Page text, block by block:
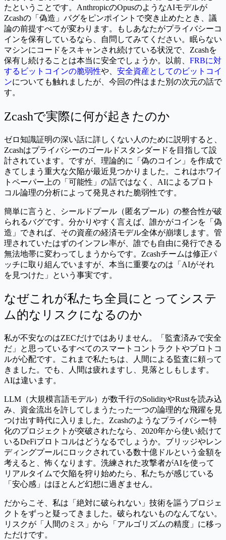
たということです。AnthropicのOpusのようなAIモデルが
Zcashの「偽造」バグをピンポイントで突き止めたとき、議
論の前提すべてが変わります。もしあなたがプライバシーコ
インを保有しているなら、自問してみてください。眠らない
マシンにコードをスキャンされ続けている状況で、Zcashを
保有し続けることは本当に安全でしょうか。以前、 FRBに対
するビットコインの脆弱性や、 安全資産としてのビットコイ
ンについても触れましたが、今回の件はまた別の次元の話で
す。
Zcashで実際に何が起きたのか
ゼロ知識証明の深い話に詳しくない人のために説明すると、
Zcashはプライバシーのゴールドスタンダードを目指して設
計されています。ですが、理論的に「偽のコイン」を作成で
きてしまう重大な欠陥が最近見つかりました。これはホワイ
トペーパー上の「可能性」の話ではなく、AIによるプロト
コル論理の分析によって発見された脆弱性です。
簡単に言うと、シールドプール（匿名プール）の整合性が破
られるバグです。分かりやすく言えば、誰かがコインを「偽
造」できれば、その資産の経済モデル全体が崩壊します。管
理されていたはずのインフレ率が、誰でも自由に発行できる
無法地帯に変わってしまうからです。Zcashチームは修正パ
ッチに取り組んでいますが、本当に重要なのは「AIがそれ
を見つけた」という事実です。
なぜこれが私たち全員にとってシステ
ム的なリスクになるのか
私が不安なのはZECだけではありません。「監査済みで安全
だ」と思っているすべてのスマートコントラクトやプロトコ
ルが心配です。これまで私たちは、人間による監査に頼って
きました。でも、人間は疲れますし、見落としもします。
AIは違います。
LLM（大規模言語モデル）が数千行のSolidityやRustを読み込
み、資金流出を許してしまうたった一つの論理的な飛躍を見
つけ出す時代に入りました。Zcashのようなプライバシー特
化のプロジェクトが突破されたなら、2020年から使い続けて
いるDeFiプロトコルはどうなるでしょうか。ブリッジやレン
ディングプールにロックされている数十億ドルという金額を
考えると、怖くなります。洗練された攻撃者がAIを使って
リアルタイムで欠陥を狩り始めたら、私たちが感じている
「安心感」はほとんど幻想に過ぎません。
だからこそ、私は「絶対に破られない」技術を謳うプロジェ
クトをずっと疑ってきました。破られないものなんてない。
リスクが「人間のミス」から「アルゴリズムの精度」に移っ
ただけです。